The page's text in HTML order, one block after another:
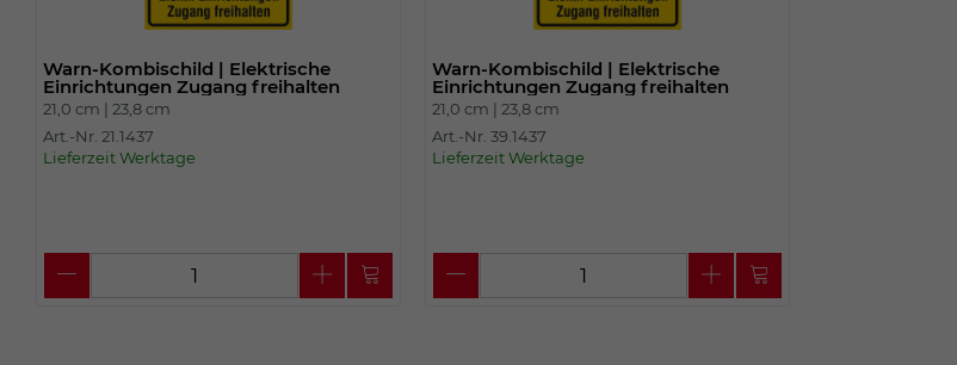
Warn-Kombischild | Elektrische
Einrichtungen Zugang freihalten
21,0 cm |23,8 cm
Art.-Nr. 21.1437
Lieferzeit Werktage
Warn-Kombischild | Elektrische
Einrichtungen Zugang freihalten
21,0 cm |23,8 cm
Art.-Nr. 39.1437
Lieferzeit Werktage
Laufzeit Sitzungsende